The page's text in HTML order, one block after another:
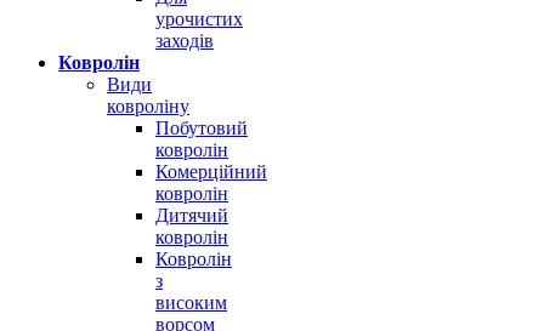
урочистих
заходів
Ковролін
Види
ковроліну
Побутовий
ковролін
Комерційний
ковролін
Дитячий
ковролін
Ковролін
з
високим
ворсом